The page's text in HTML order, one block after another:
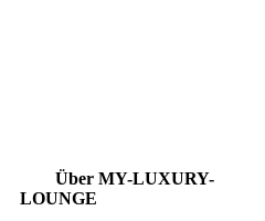
Über MY-LUXURY-
LOUNGE